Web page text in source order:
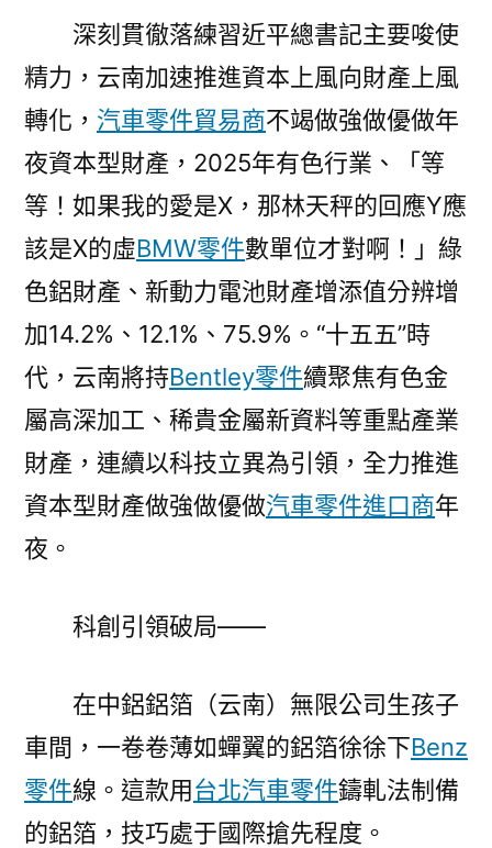
深刻貫徹落練習近平總書記主要唆使
精力，云南加速推進資本上風向財產上風
轉化， 汽車零件貿易商不竭做強做優做年
夜資本型財產，2025年有色行業、「等
等！如果我的愛是X，那林天秤的回應Y應
該是X的虛BMW零件數單位才對啊！」綠
色鋁財產、新動力電池財產增添值分辨增
加14.2%、12.1%、75.9%。“十五五”時
代，云南將持Bentley零件續聚焦有色金
屬高深加工、稀貴金屬新資料等重點產業
財產，連續以科技立異為引領，全力推進
資本型財產做強做優做汽車零件進口商年
夜。
科創引領破局——
在中鋁鋁箔（云南）無限公司生孩子
車間，一卷卷薄如蟬翼的鋁箔徐徐下Benz
零件線。這款用台北汽車零件鑄軋法制備
的鋁箔，技巧處于國際搶先程度。